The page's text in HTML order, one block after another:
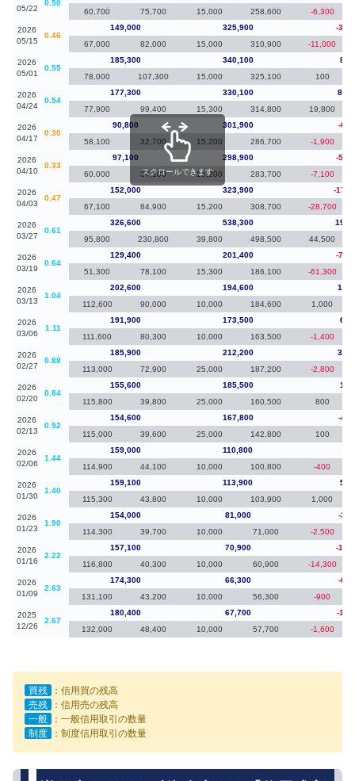
05/22
0.50
60,700
75,700 15,000 258,600 -6,300
2026
05/15
0.46
149,000 325,900
-
67,000
82,000 15,000 310,900 -11,000
2026
05/01
0.55
185,300 340,100
78,000
107,300 15,000 325,100 100
2026
04/24
0.54
177,300 330,100
77,900
99,400 15,300 314,800 19,800
2026
04/17
0.30
90,800 301,900
-
58,100
32,700 15,200 286,700 -1,900
2026
04/10
0.33
97,100 298,900
-
60,000
37,100 15,200 283,700 -7,100
2026
04/03
0.47
152,000 323,900
-
67,100
84,900 15,200 308,700 -28,700
2026
03/27
0.61
326,600 538,300
95,800
230,800 39,800 498,500 44,500
2026
03/19
0.64
129,400 201,400
-
51,300
78,100 15,300 186,100 -61,300
2026
03/13
1.04
202,600 194,600
112,600
90,000 10,000 184,600 1,000
2026
03/06
1.11
191,900 173,500
111,600
80,300 10,000 163,500 -1,400
2026
02/27
0.88
185,900 212,200
113,000
72,900 25,000 187,200 -2,800
2026
02/20
0.84
155,600 185,500
115,800
39,800 25,000 160,500 800
2026
02/13
0.92
154,600 167,800
-
115,000
39,600 25,000 142,800 100
2026
02/06
1.44
159,000 110,800
114,900
44,100 10,000 100,800 -400
2026
01/30
1.40
159,100 113,900
115,300
43,800 10,000 103,900 1,000
2026
01/23
1.90
154,000 81,000
-
114,300
39,700 10,000 71,000 -2,500
2026
01/16
2.22
157,100 70,900
-
116,800
40,300 10,000 60,900 -14,300
2026
01/09
2.63
174,300 66,300
-
131,100
43,200 10,000 56,300 -900
2025
12/26
2.67
180,400 67,700
-
132,000
48,400 10,000 57,700 -1,600
スクロールできます
買残
：信用買の残高
売残
：信用売の残高
一般
：一般信用取引の数量
制度
：制度信用取引の数量